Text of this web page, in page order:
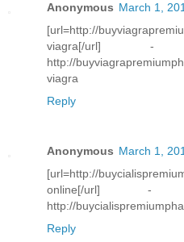
Anonymous March 1,
[url=http://
viagra[/url]
http://
viagra
Reply
Anonymous March 1,
[url=http://
online[/url]
http://
Reply